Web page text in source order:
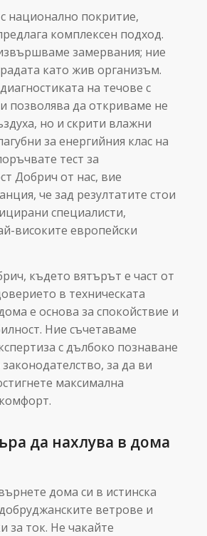
национално покритие,
комплексен подход.
замервания; ние
като жив организъм.
на течове с
позволява да откриваме не
но и скрити влажни
за енергийния клас на
тест за
Добрич от нас, вие
че зад резултатите стои
специалисти,
високите европейски
където вятърът е част от
в техническата
е основа за спокойствие и
Ние съчетаваме
с дълбоко познаване
за да ви
максимална
да нахлува в дома
дома си в истинска
ветрове и
за ток. Не чакайте